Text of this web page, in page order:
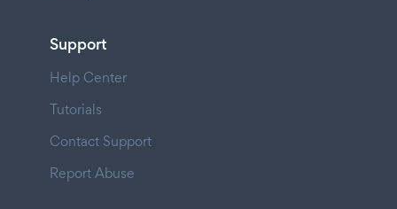
Support
Help Center
Tutorials
Contact Support
Report Abuse